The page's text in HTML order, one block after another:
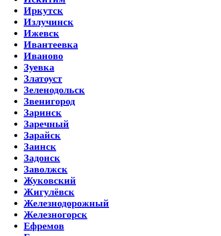
Иркутск
Излучинск
Ижевск
Ивантеевка
Иваново
Зуевка
Златоуст
Зеленодольск
Звенигород
Заринск
Заречный
Зарайск
Заинск
Задонск
Заволжск
Жуковский
Жигулёвск
Железнодорожный
Железногорск
Ефремов